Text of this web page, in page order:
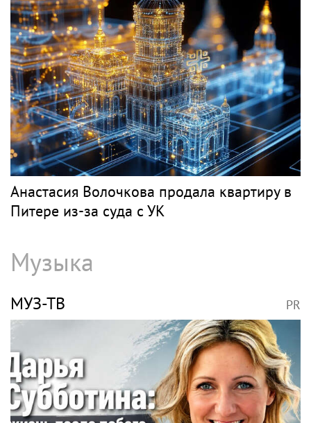
Анастасия Волочкова продала квартиру в
Питере из-за суда с УК
Музыка
МУЗ-ТВ PR